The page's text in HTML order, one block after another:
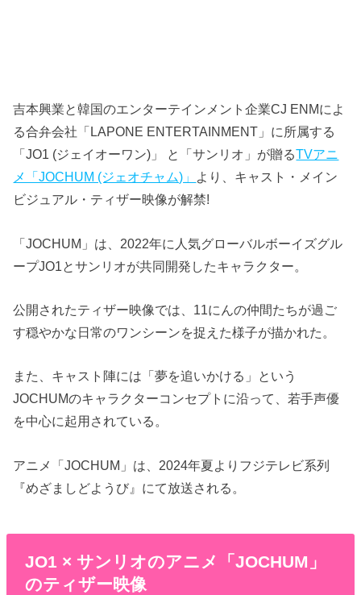
吉本興業と韓国のエンターテインメント企業CJ ENMによ
る合弁会社「LAPONE ENTERTAINMENT」に所属する
「JO1 (ジェイオーワン)」 と「サンリオ」が贈るTVアニ
メ「JOCHUM (ジェオチャム)」 より、キャスト・メイン
ビジュアル・ティザー映像が解禁!
「JOCHUM」は、2022年に⼈気グローバルボーイズグル
ープJO1とサンリオが共同開発したキャラクター。
公開されたティザー映像では、11にんの仲間たちが過ご
す穏やかな日常のワンシーンを捉えた様子が描かれた。
また、キャスト陣には「夢を追いかける」という
JOCHUMのキャラクターコンセプトに沿って、若手声優
を中心に起用されている。
アニメ「JOCHUM」は、2024年夏よりフジテレビ系列
『めざましどようび』にて放送される。
JO1 × サンリオのアニメ「JOCHUM」
のティザー映像